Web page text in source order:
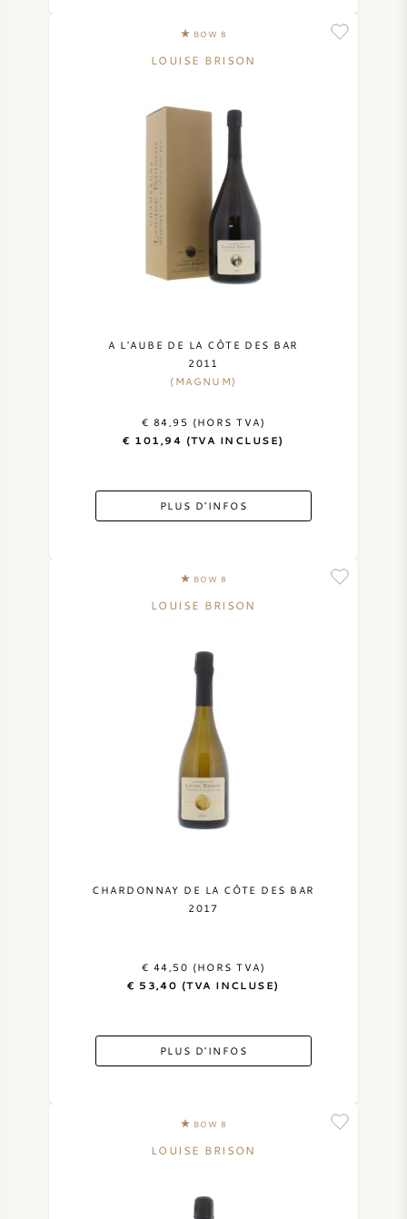
BOW 8
LOUISE BRISON
A L'AUBE DE LA CÔTE DES BAR
2011
(MAGNUM)
€ 84,95 (HORS TVA)
€ 101,94 (TVA INCLUSE)
PLUS D'INFOS
BOW 8
LOUISE BRISON
CHARDONNAY DE LA CÔTE DES BAR
2017
€ 44,50 (HORS TVA)
€ 53,40 (TVA INCLUSE)
PLUS D'INFOS
BOW 8
LOUISE BRISON